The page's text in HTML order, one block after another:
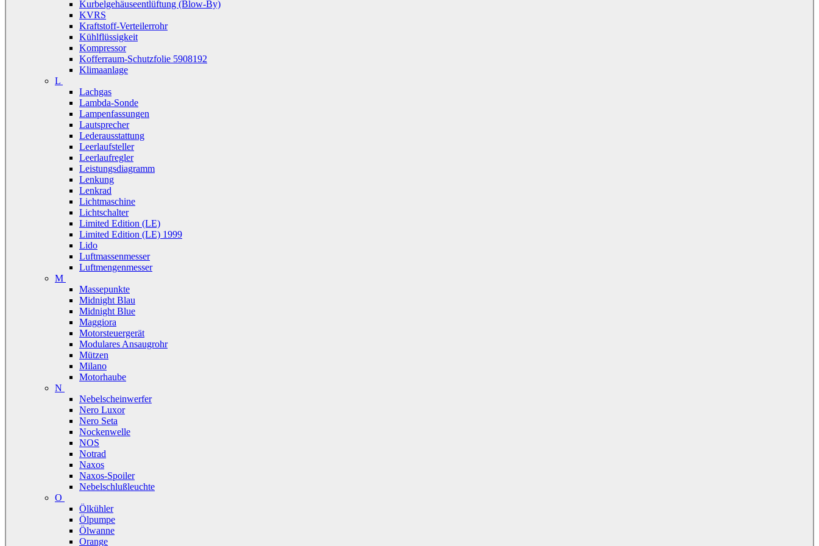
Kurbelgehäuseentlüftung (Blow-By)
KVRS
Kraftstoff-Verteilerrohr
Kühlflüssigkeit
Kompressor
Kofferraum-Schutzfolie 5908192
Klimaanlage
L
Lachgas
Lambda-Sonde
Lampenfassungen
Lautsprecher
Lederausstattung
Leerlaufsteller
Leerlaufregler
Leistungsdiagramm
Lenkung
Lenkrad
Lichtmaschine
Lichtschalter
Limited Edition (LE)
Limited Edition (LE) 1999
Lido
Luftmassenmesser
Luftmengenmesser
M
Massepunkte
Midnight Blau
Midnight Blue
Maggiora
Motorsteuergerät
Modulares Ansaugrohr
Mützen
Milano
Motorhaube
N
Nebelscheinwerfer
Nero Luxor
Nero Seta
Nockenwelle
NOS
Notrad
Naxos
Naxos-Spoiler
Nebelschlußleuchte
O
Ölkühler
Ölpumpe
Ölwanne
Orange